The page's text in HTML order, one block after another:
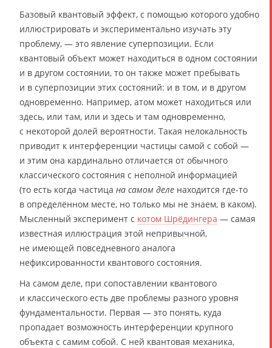
Базовый квантовый эффект, с помощью которого удобно
иллюстрировать и экспериментально изучать эту
проблему, — это явление суперпозиции. Если
квантовый объект может находиться в одном состоянии
и в другом состоянии, то он также может пребывать
и в суперпозиции этих состояний: и в том, и в другом
одновременно. Например, атом может находиться или
здесь, или там, или и здесь и там одновременно,
с некоторой долей вероятности. Такая нелокальность
приводит к интерференции частицы самой с собой —
и этим она кардинально отличается от обычного
классического состояния с неполной информацией
(то есть когда частица на самом деле находится где-то
в определённом месте, но только мы не знаем, в каком).
Мысленный эксперимент с котом Шрёдингера — самая
известная иллюстрация этой непривычной,
не имеющей повседневного аналога
нефиксированности квантового состояния.
На самом деле, при сопоставлении квантового
и классического есть две проблемы разного уровня
фундаментальности. Первая — это понять, куда
пропадает возможность интерференции крупного
объекта с самим собой. С ней квантовая механика,